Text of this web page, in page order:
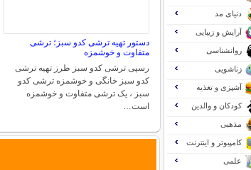
دستور تهیه ترشی کدو سبز؛ ترشی
متفاوت و خوشمزه
رسپی ترشی کدو سبز طرز تهیه ترشی
کدو سبز خانگی و خوشمزه ترشی کدو
سبز ، یک ترشی متفاوت و خوشمزه
است…
دنیای مد
آرایش و زیبایی
روانشناسی
زناشویی
آشپزی و تغذیه
کودکان و والدین
مذهبی
کامپیوتر و اینترنت
علمی